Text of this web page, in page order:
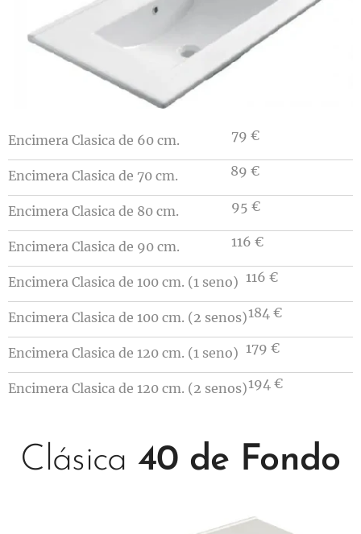
Encimera Clasica de 60 cm. 79 €
Encimera Clasica de 70 cm. 89 €
Encimera Clasica de 80 cm. 95 €
Encimera Clasica de 90 cm. 116 €
Encimera Clasica de 100 cm. (1 seno) 116 €
Encimera Clasica de 100 cm. (2 senos)184 €
Encimera Clasica de 120 cm. (1 seno) 179 €
Encimera Clasica de 120 cm. (2 senos)194 €
Clásica 40 de Fondo